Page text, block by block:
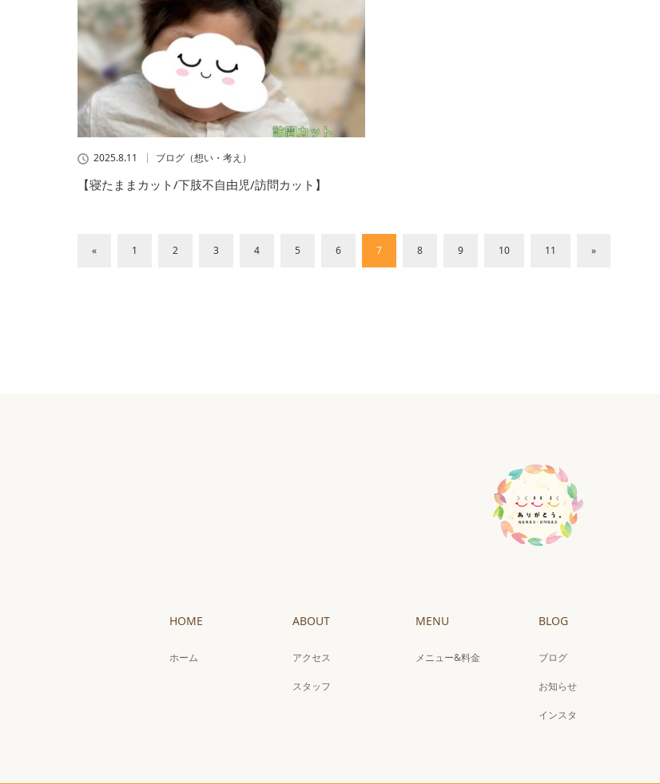
2025.8.11 ブログ（想い・考え）
【寝たままカット/下肢不自由児/訪問カット】
« 1 2 3 4 5 6 7 8 9 10 11 »
HOME
ホーム
ABOUT
アクセス
スタッフ
MENU
メニュー&料金
BLOG
ブログ
お知らせ
インスタ